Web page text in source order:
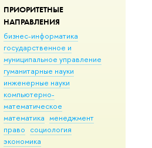
ПРИОРИТЕТНЫЕ
НАПРАВЛЕНИЯ
бизнес-информатика
государственное и
муниципальное управление
гуманитарные науки
инженерные науки
компьютерно-
математическое
математика менеджмент
право социология
экономика